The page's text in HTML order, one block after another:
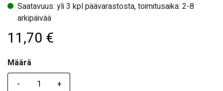
Saatavuus: yli 3 kpl päävarastosta, toimitusaika: 2-8
arkipäivää
11,70 €
Määrä
Määrä